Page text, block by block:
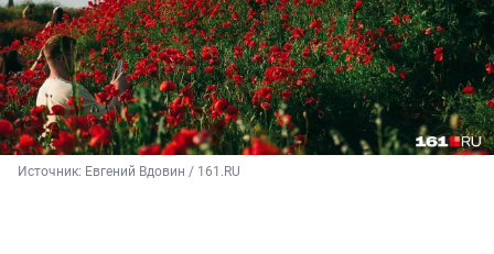
Источник: Евгений Вдовин / 161.RU